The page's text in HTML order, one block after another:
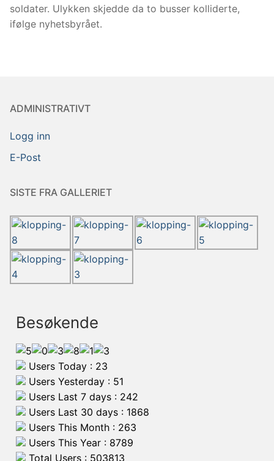
soldater. Ulykken skjedde da to busser kolliderte,
ifølge nyhetsbyrået.
ADMINISTRATIVT
Logg inn
E-Post
SISTE FRA GALLERIET
Besøkende
Users Today : 23
Users Yesterday : 51
Users Last 7 days : 242
Users Last 30 days : 1868
Users This Month : 263
Users This Year : 8789
Total Users : 503813